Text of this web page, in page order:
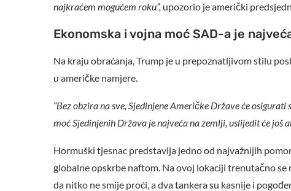
najkraćem mogućem roku”, upozorio je američki
Ekonomska i vojna moć SAD-a je
Na kraju obraćanja, Trump je u prepoznatljivom stilu
u američke namjere.
“Bez obzira na sve, Sjedinjene Američke Države će
moć Sjedinjenih Država je najveća na zemlji, uslijedit će još
Hormuški tjesnac predstavlja jedno od najvažnijih
globalne opskrbe naftom. Na ovoj lokaciji trenutačno
da nitko ne smije proći, a dva tankera su kasnije i